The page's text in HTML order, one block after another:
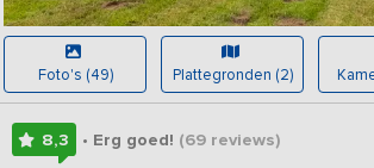
Foto's (49) Plattegronden (2)
8,3 • Erg goed! (69reviews)